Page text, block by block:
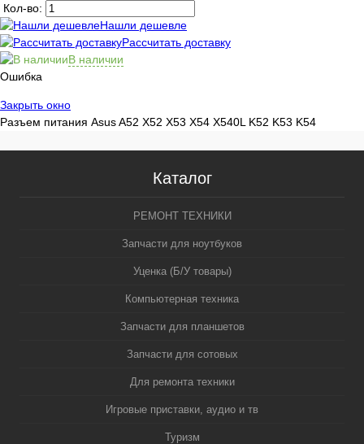
Кол-во:
Нашли дешевле
Рассчитать доставку
В наличии
Ошибка
Закрыть окно
Разъем питания Asus A52 X52 X53 X54 X540L K52 K53 K54
Каталог
РЕМОНТ ТЕХНИКИ
Запчасти для ноутбуков
Уценка (Б/У товары)
Компьютерная техника
Запчасти для планшетов
Запчасти для сотовых
Для ремонта техники
Игровые приставки, аудио и тв
Туризм